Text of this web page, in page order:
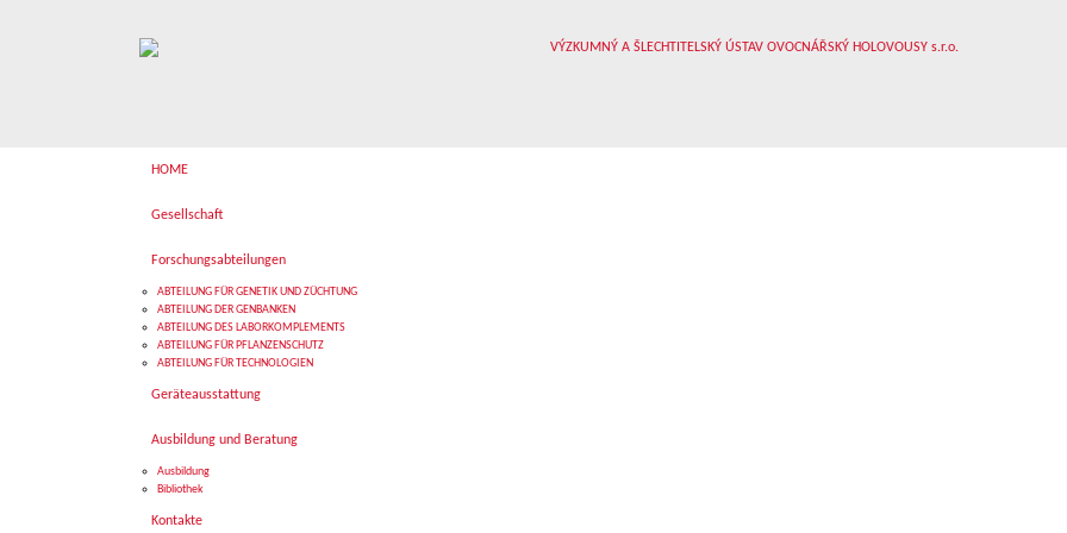
HOME
Gesellschaft
Forschungsabteilungen
ABTEILUNG FÜR GENETIK UND ZÜCHTUNG
ABTEILUNG DER GENBANKEN
ABTEILUNG DES LABORKOMPLEMENTS
ABTEILUNG FÜR PFLANZENSCHUTZ
ABTEILUNG FÜR TECHNOLOGIEN
Geräteausstattung
Ausbildung und Beratung
Ausbildung
Bibliothek
Kontakte